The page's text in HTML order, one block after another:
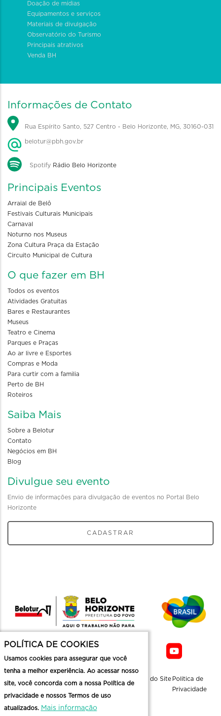
Doação de mídias
Equipamentos e serviços
Materiais de divulgação
Observatório do Turismo
Principais atrativos
Venda BH
Informações de Contato
Rua Espírito Santo, 527 Centro - Belo Horizonte, MG, 30160-031
belotur@pbh.gov.br
Spotify Rádio Belo Horizonte
Principais Eventos
Arraial de Belô
Festivais Culturais Municipais
Carnaval
Noturno nos Museus
Zona Cultura Praça da Estação
Circuito Municipal de Cultura
O que fazer em BH
Todos os eventos
Atividades Gratuitas
Bares e Restaurantes
Museus
Teatro e Cinema
Parques e Praças
Ao ar livre e Esportes
Compras e Moda
Para curtir com a familia
Perto de BH
Roteiros
Saiba Mais
Sobre a Belotur
Contato
Negócios em BH
Blog
Divulgue seu evento
Envio de informações para divulgação de eventos no Portal Belo
Horizonte
CADASTRAR
Mapa do Site Politica de
Privacidade
POLÍTICA DE COOKIES
Usamos cookies para assegurar que você
tenha a melhor experiência. Ao acessar nosso
site, você concorda com a nossa Política de
privacidade e nossos Termos de uso
atualizados. Mais informação